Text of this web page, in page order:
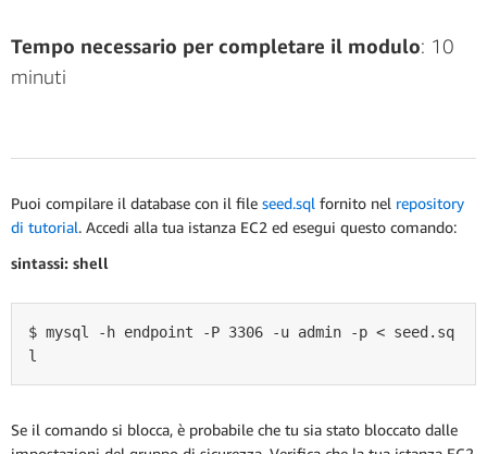
Tempo necessario per completare il modulo: 10
minuti
Puoi compilare il database con il file seed.sql fornito nel repository
di tutorial. Accedi alla tua istanza EC2 ed esegui questo comando:
sintassi: shell
$ mysql -h endpoint -P 3306 -u admin -p < seed.sq
Se il comando si blocca, è probabile che tu sia stato bloccato dalle